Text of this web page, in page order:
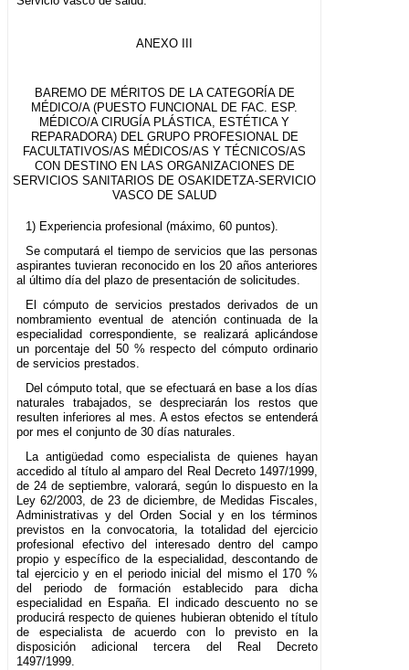
ANEXO III
BAREMO DE MÉRITOS DE LA CATEGORÍA DE
MÉDICO/A (PUESTO FUNCIONAL DE FAC. ESP.
MÉDICO/A CIRUGÍA PLÁSTICA, ESTÉTICA Y
REPARADORA) DEL GRUPO PROFESIONAL DE
FACULTATIVOS/AS MÉDICOS/AS Y TÉCNICOS/AS
CON DESTINO EN LAS ORGANIZACIONES DE
SERVICIOS SANITARIOS DE OSAKIDETZA-SERVICIO
VASCO DE SALUD
1) Experiencia profesional (máximo, 60 puntos).
Se computará el tiempo de servicios que las personas
aspirantes tuvieran reconocido en los 20 años anteriores
al último día del plazo de presentación de solicitudes.
El cómputo de servicios prestados derivados de un
nombramiento eventual de atención continuada de la
especialidad correspondiente, se realizará aplicándose
un porcentaje del 50 % respecto del cómputo ordinario
de servicios prestados.
Del cómputo total, que se efectuará en base a los días
naturales trabajados, se despreciarán los restos que
resulten inferiores al mes. A estos efectos se entenderá
por mes el conjunto de 30 días naturales.
La antigüedad como especialista de quienes hayan
accedido al título al amparo del Real Decreto 1497/1999,
de 24 de septiembre, valorará, según lo dispuesto en la
Ley 62/2003, de 23 de diciembre, de Medidas Fiscales,
Administrativas y del Orden Social y en los términos
previstos en la convocatoria, la totalidad del ejercicio
profesional efectivo del interesado dentro del campo
propio y específico de la especialidad, descontando de
tal ejercicio y en el periodo inicial del mismo el 170 %
del periodo de formación establecido para dicha
especialidad en España. El indicado descuento no se
producirá respecto de quienes hubieran obtenido el título
de especialista de acuerdo con lo previsto en la
disposición adicional tercera del Real Decreto
1497/1999.